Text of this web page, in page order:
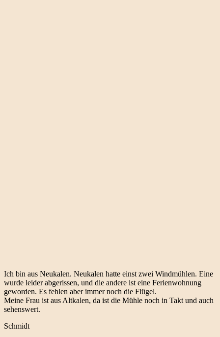
Ich bin aus Neukalen. Neukalen hatte einst zwei Windmühlen. Eine
wurde leider abgerissen, und die andere ist eine Ferienwohnung
geworden. Es fehlen aber immer noch die Flügel.
Meine Frau ist aus Altkalen, da ist die Mühle noch in Takt und auch
sehenswert.
Schmidt